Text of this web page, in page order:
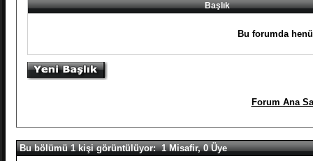
Başlık
Bu forumda
Forum Ana
Bu bölümü 1 kişi görüntülüyor: 1 Misafir, 0 Üye